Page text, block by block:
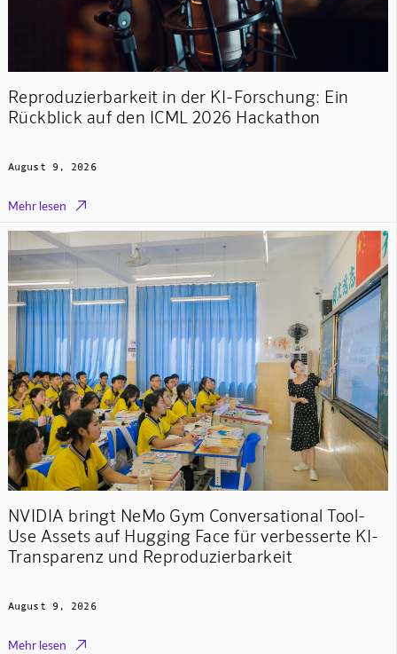
Reproduzierbarkeit in der KI-Forschung: Ein
Rückblick auf den ICML 2026 Hackathon
August 9, 2026
Mehr lesen 
NVIDIA bringt NeMo Gym Conversational Tool-
Use Assets auf Hugging Face für verbesserte KI-
Transparenz und Reproduzierbarkeit
August 9, 2026
Mehr lesen 